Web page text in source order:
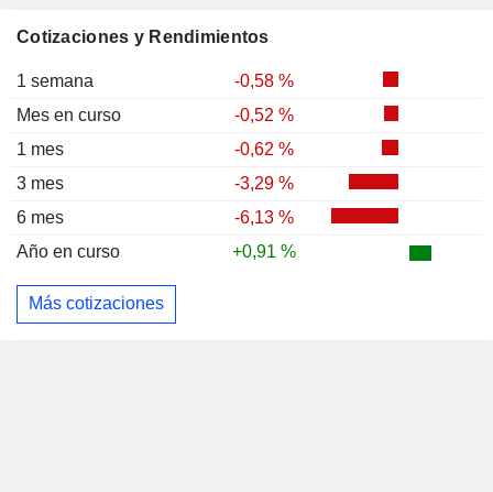
Cotizaciones y Rendimientos
1 semana
-0,58 %
Mes en curso
-0,52 %
1 mes
-0,62 %
3 mes
-3,29 %
6 mes
-6,13 %
Año en curso
+0,91 %
Más cotizaciones